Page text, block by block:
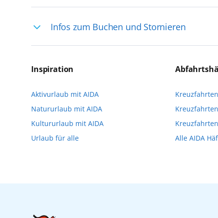
selten, sodass dort englischsprachige
das Reiseerlebnis
Infos zum Buchen und Stornieren
Reservierungsanfrage über aida.de/
Verfügung stehen. Deshalb empfehlen
vorzunehmen.
Inspiration
Aktivurlaub mit AIDA
Natururlaub mit AIDA
Kultururlaub mit AIDA
Urlaub für alle
Alle AIDA